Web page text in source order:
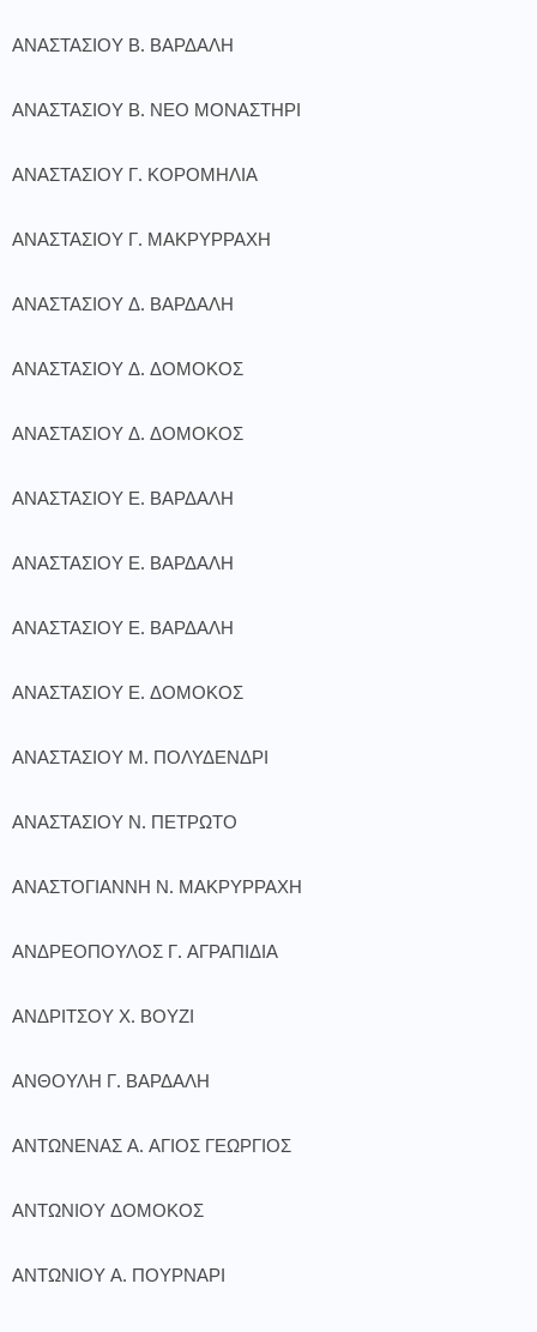
ΑΝΑΣΤΑΣΙΟΥ Β. ΒΑΡΔΑΛΗ
ΑΝΑΣΤΑΣΙΟΥ Β. ΝΕΟ ΜΟΝΑΣΤΗΡΙ
ΑΝΑΣΤΑΣΙΟΥ Γ. ΚΟΡΟΜΗΛΙΑ
ΑΝΑΣΤΑΣΙΟΥ Γ. ΜΑΚΡΥΡΡΑΧΗ
ΑΝΑΣΤΑΣΙΟΥ Δ. ΒΑΡΔΑΛΗ
ΑΝΑΣΤΑΣΙΟΥ Δ. ΔΟΜΟΚΟΣ
ΑΝΑΣΤΑΣΙΟΥ Δ. ΔΟΜΟΚΟΣ
ΑΝΑΣΤΑΣΙΟΥ Ε. ΒΑΡΔΑΛΗ
ΑΝΑΣΤΑΣΙΟΥ Ε. ΒΑΡΔΑΛΗ
ΑΝΑΣΤΑΣΙΟΥ Ε. ΒΑΡΔΑΛΗ
ΑΝΑΣΤΑΣΙΟΥ Ε. ΔΟΜΟΚΟΣ
ΑΝΑΣΤΑΣΙΟΥ Μ. ΠΟΛΥΔΕΝΔΡΙ
ΑΝΑΣΤΑΣΙΟΥ Ν. ΠΕΤΡΩΤΟ
ΑΝΑΣΤΟΓΙΑΝΝΗ Ν. ΜΑΚΡΥΡΡΑΧΗ
ΑΝΔΡΕΟΠΟΥΛΟΣ Γ. ΑΓΡΑΠΙΔΙΑ
ΑΝΔΡΙΤΣΟΥ Χ. ΒΟΥΖΙ
ΑΝΘΟΥΛΗ Γ. ΒΑΡΔΑΛΗ
ΑΝΤΩΝΕΝΑΣ Α. ΑΓΙΟΣ ΓΕΩΡΓΙΟΣ
ΑΝΤΩΝΙΟΥ ΔΟΜΟΚΟΣ
ΑΝΤΩΝΙΟΥ Α. ΠΟΥΡΝΑΡΙ